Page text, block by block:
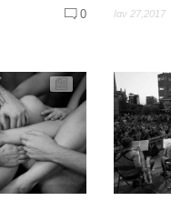
0 Ιαν 27,2017